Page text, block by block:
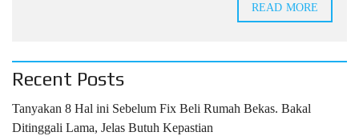
READ MORE
Recent Posts
Tanyakan 8 Hal ini Sebelum Fix Beli Rumah Bekas. Bakal
Ditinggali Lama, Jelas Butuh Kepastian